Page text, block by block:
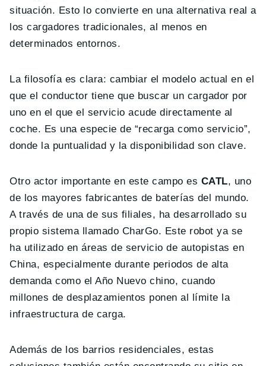
situación. Esto lo convierte en una alternativa real a
los cargadores tradicionales, al menos en
determinados entornos.
La filosofía es clara: cambiar el modelo actual en el
que el conductor tiene que buscar un cargador por
uno en el que el servicio acude directamente al
coche. Es una especie de “recarga como servicio”,
donde la puntualidad y la disponibilidad son clave.
Otro actor importante en este campo es CATL, uno
de los mayores fabricantes de baterías del mundo.
A través de una de sus filiales, ha desarrollado su
propio sistema llamado CharGo. Este robot ya se
ha utilizado en áreas de servicio de autopistas en
China, especialmente durante periodos de alta
demanda como el Año Nuevo chino, cuando
millones de desplazamientos ponen al límite la
infraestructura de carga.
Además de los barrios residenciales, estas